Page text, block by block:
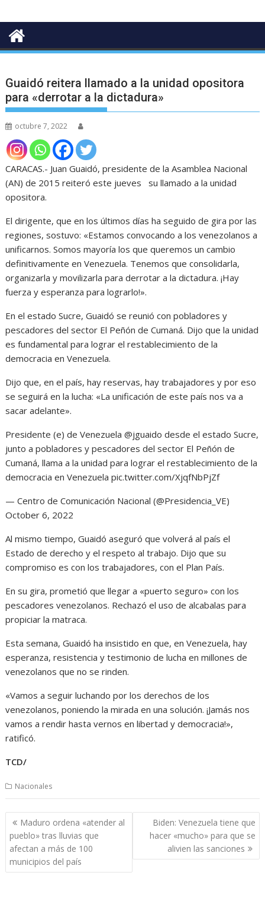
Guaidó reitera llamado a la unidad opositora
para «derrotar a la dictadura»
octubre 7, 2022
CARACAS.- Juan Guaidó, presidente de la Asamblea Nacional
(AN) de 2015 reiteró este jueves su llamado a la unidad
opositora.
El dirigente, que en los últimos días ha seguido de gira por las
regiones, sostuvo: «Estamos convocando a los venezolanos a
unificarnos. Somos mayoría los que queremos un cambio
definitivamente en Venezuela. Tenemos que consolidarla,
organizarla y movilizarla para derrotar a la dictadura. ¡Hay
fuerza y esperanza para lograrlo!».
En el estado Sucre, Guaidó se reunió con pobladores y
pescadores del sector El Peñón de Cumaná. Dijo que la unidad
es fundamental para lograr el restablecimiento de la
democracia en Venezuela.
Dijo que, en el país, hay reservas, hay trabajadores y por eso
se seguirá en la lucha: «La unificación de este país nos va a
sacar adelante».
Presidente (e) de Venezuela @jguaido desde el estado Sucre,
junto a pobladores y pescadores del sector El Peñón de
Cumaná, llama a la unidad para lograr el restablecimiento de la
democracia en Venezuela pic.twitter.com/XjqfNbPjZf
— Centro de Comunicación Nacional (@Presidencia_VE)
October 6, 2022
Al mismo tiempo, Guaidó aseguró que volverá al país el
Estado de derecho y el respeto al trabajo. Dijo que su
compromiso es con los trabajadores, con el Plan País.
En su gira, prometió que llegar a «puerto seguro» con los
pescadores venezolanos. Rechazó el uso de alcabalas para
propiciar la matraca.
Esta semana, Guaidó ha insistido en que, en Venezuela, hay
esperanza, resistencia y testimonio de lucha en millones de
venezolanos que no se rinden.
«Vamos a seguir luchando por los derechos de los
venezolanos, poniendo la mirada en una solución. ¡Jamás nos
vamos a rendir hasta vernos en libertad y democracia!»,
ratificó.
TCD/
Nacionales
Navegación
de
entradas
Maduro ordena «atender al
pueblo» tras lluvias que
afectan a más de 100
municipios del país
Biden: Venezuela tiene que
hacer «mucho» para que se
alivien las sanciones